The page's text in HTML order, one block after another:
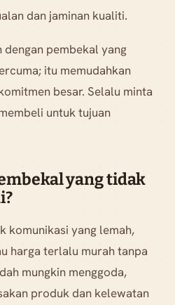
dan jaminan kualiti.
dengan pembekal yang
itu memudahkan
besar. Selalu minta
untuk tujuan
yang tidak
komunikasi yang lemah,
harga terlalu murah tanpa
mungkin menggoda,
produk dan kelewatan